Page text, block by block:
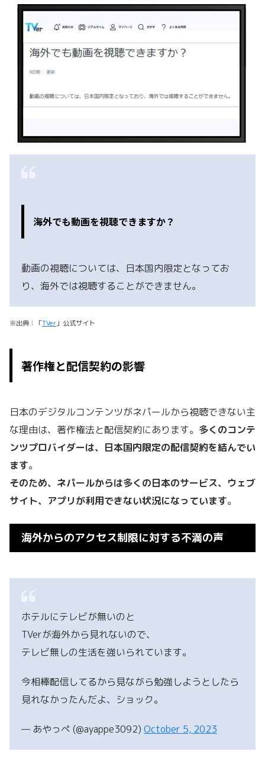
海外でも動画を視聴できますか？
動画の視聴については、日本国内限定となってお
り、海外では視聴することができません。
※出典：「TVer 」公式サイト
著作権と配信契約の影響
日本のデジタルコンテンツがネパールから視聴できない主
な理由は、著作権法と配信契約にあります。 多くのコンテ
ンツプロバイダーは、日本国内限定の配信契約を結んでい
ます。
そのため、ネパールからは多くの日本のサービス、ウェブ
サイト、アプリが利用できない状況になっています。
海外からのアクセス制限に対する不満の声
ホテルにテレビが無いのと
TVerが海外から見れないので、
テレビ無しの生活を強いられています。
今相棒配信してるから見ながら勉強しようとしたら
見れなかったんだよ、ショック。
— あやっぺ (@ayappe3092) October 5, 2023